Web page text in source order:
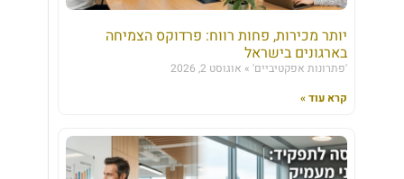
יותר מכירות, פחות רווח: פרדוקס הצמיחה
בארגונים בישראל
'פתרונות אפקטיביים'
אוגוסט 2, 2026
קרא עוד »